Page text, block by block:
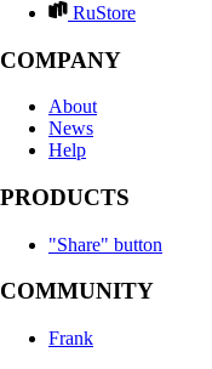
RuStore
COMPANY
About
News
Help
PRODUCTS
"Share" button
COMMUNITY
Frank